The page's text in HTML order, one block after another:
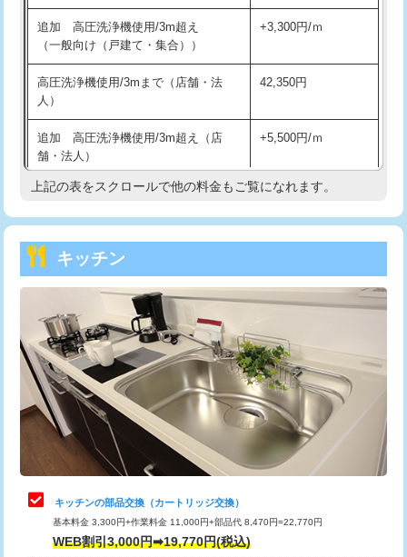
交換・取付（その他部品） 11,000円+材料費
持込商品取付（単水栓） 13,200円
持込商品取付（混合水栓）
持込商品取付（浄水器・分岐水栓） 16,500円
持込商品取付（温水洗浄便座） 22,000円
持込商品取付（普通便座⇔温水洗浄便
22,000円
給水管工事※（ホール加工)
給水管工事※（バンド止め) 3,300円
給水管工事※（支持金具設置) 5,500円
給水管工事※（保温材使用（バンド止
め込み）)
5,500円
給水管工事※（土の掘削・埋め戻し作
11,000円
給水管工事※（塩ビ管（VP・HI）使
用/3ｍまで)
給水管工事※（塩ビ管（VP・HI）使
追加 高圧洗浄機使用/3m超え
（一般向け（戸建て・集合））
+3,300円/ｍ
高圧洗浄機使用/3mまで（店舗・法
人）
42,350円
追加 高圧洗浄機使用/3m超え（店
舗・法人）
+5,500円/ｍ
高度高圧洗浄換 現地調査
トーラー機使用/3mまで
追加トーラー機使用/3m超え +3,300円
カメラ調査 33,000円
桝清掃 8,800円
止水・漏水調査・防水処理・清掃・修
理・調整・分解・加工など（軽作業）
11,000円
止水・漏水調査・防水処理・清掃・修
理・調整・分解・加工など（中作業）
22,000円
止水・漏水調査・防水処理・清掃・修
理・調整・分解・加工など（重作業）
33,000円
上記の表をスクロールで他の料金もご覧になれます。
キッチン
キッチンの部品交換（カートリッジ交換）
基本料金 3,300円+作業料金 11,000円+部品代 8,470円=22,770円
WEB割引3,000円➡19,770円(税込)